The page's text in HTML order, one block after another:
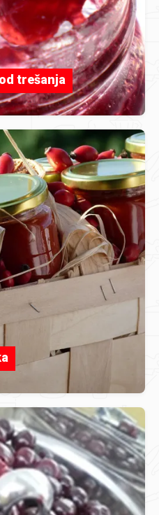
trešanja